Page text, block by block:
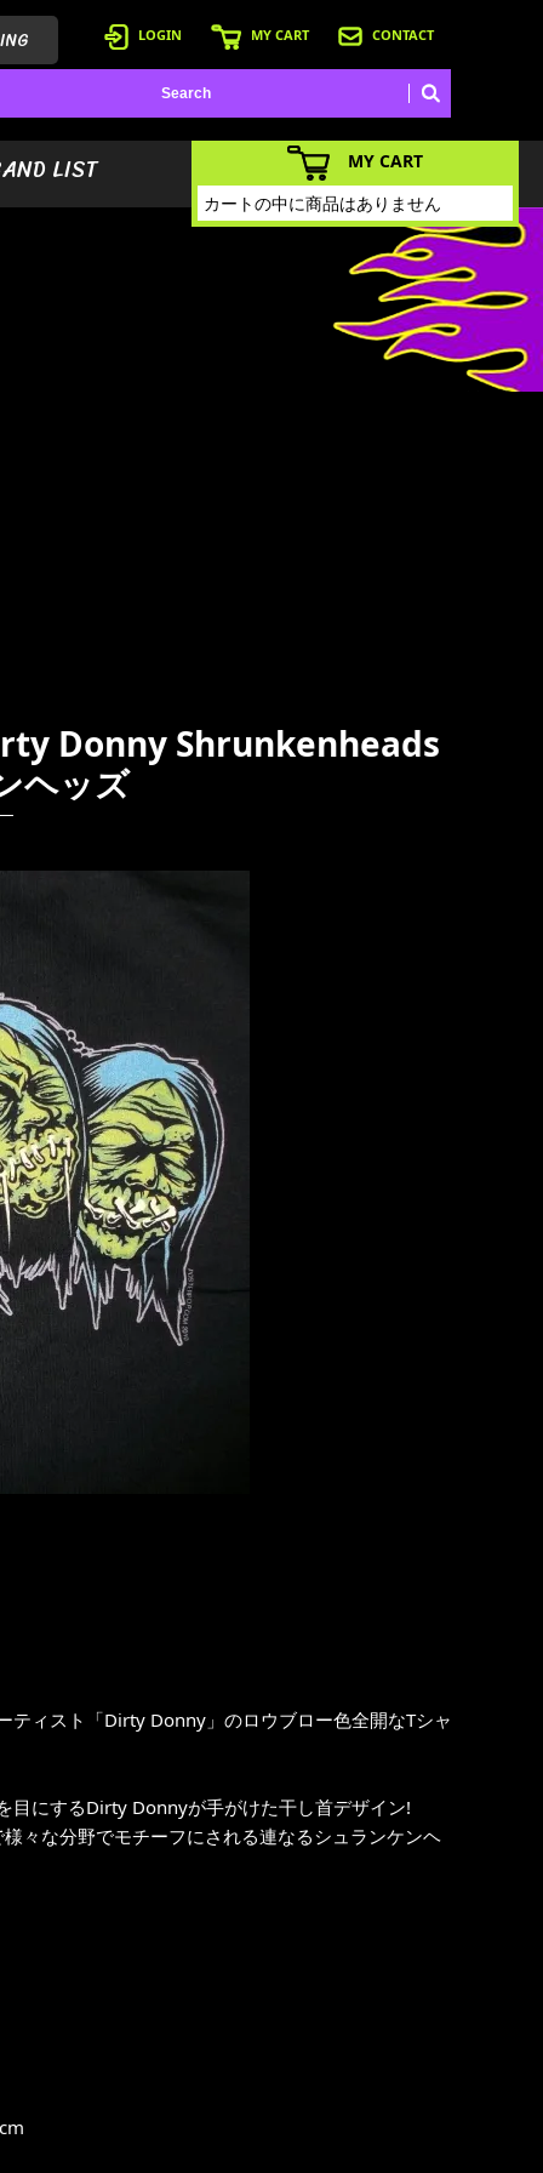
LOGIN MY CART CONTACT
LIST
MY CART
カートの中に商品はありません
Donny Shrunkenheads
ヘッズ
ティスト「Dirty Donny」のロウブロー色全開なTシャ
目にするDirty Donnyが手がけた干し首デザイン!
々な分野でモチーフにされる連なるシュランケンヘ